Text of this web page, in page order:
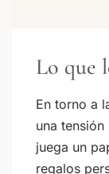
Lo que
En torno a
una
juega un
regalos